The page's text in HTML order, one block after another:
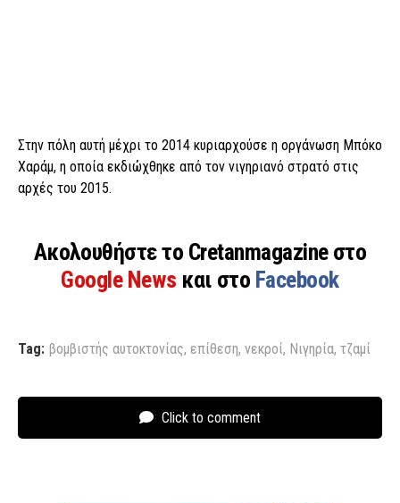
Στην πόλη αυτή μέχρι το 2014 κυριαρχούσε η οργάνωση Μπόκο
Χαράμ, η οποία εκδιώχθηκε από τον νιγηριανό στρατό στις
αρχές του 2015.
Ακολουθήστε το Cretanmagazine στο
Google News και στο Facebook
Tag: βομβιστής αυτοκτονίας, επίθεση, νεκροί, Νιγηρία, τζαμί
Click to comment